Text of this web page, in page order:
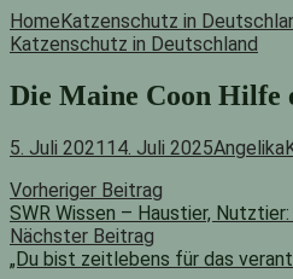
HomeKatzenschutz in
Katzenschutz in Deutschland
Die Maine Coon Hilfe
5. Juli 2021 14. Juli 2025Angelika
Beitragsnavigation
Vorheriger Beitrag
Beitrag:
SWR Wissen – Haustier,
Nächster Beitrag
„Du bist zeitlebens für das